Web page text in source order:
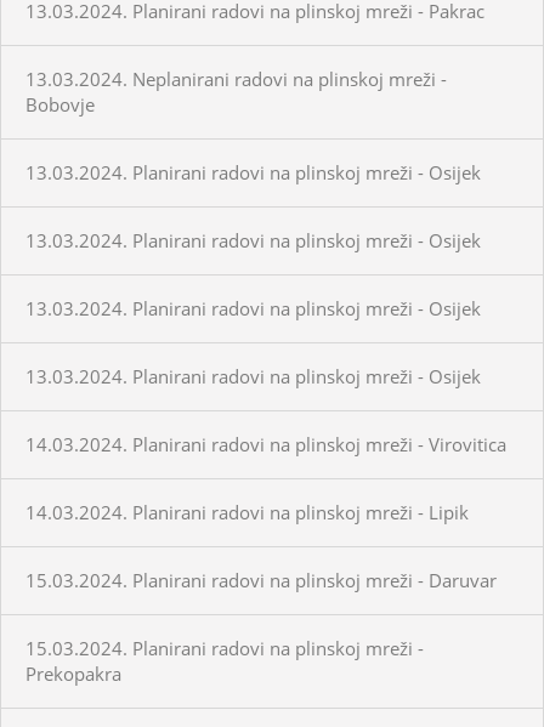
13.03.2024. Planirani radovi na plinskoj mreži - Pakrac
13.03.2024. Neplanirani radovi na plinskoj mreži -
Bobovje
13.03.2024. Planirani radovi na plinskoj mreži - Osijek
13.03.2024. Planirani radovi na plinskoj mreži - Osijek
13.03.2024. Planirani radovi na plinskoj mreži - Osijek
13.03.2024. Planirani radovi na plinskoj mreži - Osijek
14.03.2024. Planirani radovi na plinskoj mreži - Virovitica
14.03.2024. Planirani radovi na plinskoj mreži - Lipik
15.03.2024. Planirani radovi na plinskoj mreži - Daruvar
15.03.2024. Planirani radovi na plinskoj mreži -
Prekopakra